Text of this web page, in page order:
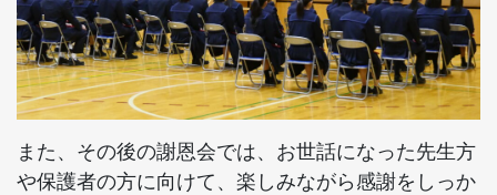
また、その後の謝恩会では、お世話になった先生方
や保護者の方に向けて、楽しみながら感謝をしっか